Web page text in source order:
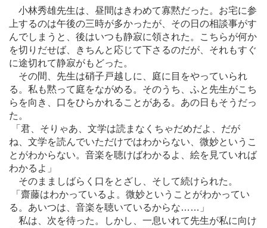
小林秀雄先生は、昼間はきわめて寡黙だった。お宅に参
上するのは午後の三時が多かったが、その日の相談事がす
んでしまうと、後はいつも静寂に領された。こちらが何か
を切りだせば、きちんと応じて下さるのだが、それもすぐ
に途切れて静寂がもどった。
その間、先生は硝子戸越しに、庭に目をやっていられ
る。私も黙って庭をながめる。そのうち、ふと先生がこち
らを向き、口をひらかれることがある。あの日もそうだっ
た。
「君、そりゃあ、文学は読まなくちゃだめだよ、だが
ね、文学を読んでいただけではわからない、微妙というこ
とがわからない。音楽を聴けばわかるよ、絵を見ていれば
わかるよ」
そのまましばらく口をとざし、そして続けられた。
「齋藤はわかっているよ。微妙ということがわかってい
る。あいつは、音楽を聴いているからな… …」
私は、次を待った。しかし、一息いれて先生が私に向け